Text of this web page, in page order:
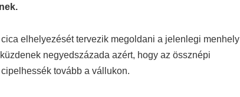
elhelyezését tervezik megoldani a jelenlegi menhely
negyedszázada azért, hogy az össznépi
tovább a vállukon.